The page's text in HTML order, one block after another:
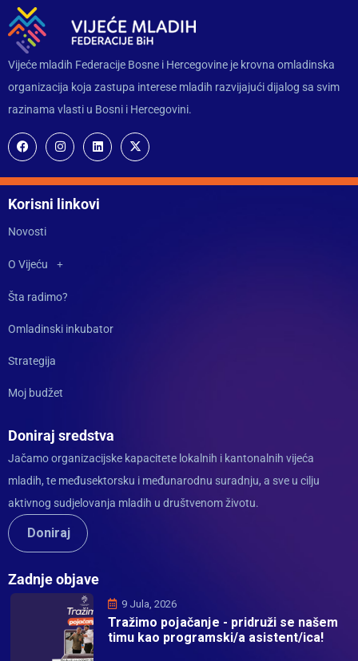
Vijeće mladih Federacije Bosne i Hercegovine je krovna omladinska
organizacija koja zastupa interese mladih razvijajući dijalog sa svim
razinama vlasti u Bosni i Hercegovini.
Korisni linkovi
Novosti
O Vijeću
Šta radimo?
Omladinski inkubator
Strategija
Moj budžet
Doniraj sredstva
Jačamo organizacijske kapacitete lokalnih i kantonalnih vijeća
mladih, te međusektorsku i međunarodnu suradnju, a sve u cilju
aktivnog sudjelovanja mladih u društvenom životu.
Doniraj
Zadnje objave
9 Jula, 2026
Tražimo pojačanje - pridruži se našem
timu kao programski/a asistent/ica!